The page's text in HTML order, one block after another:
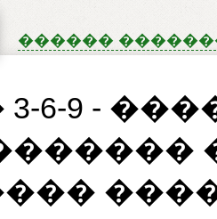
������
6-9 -